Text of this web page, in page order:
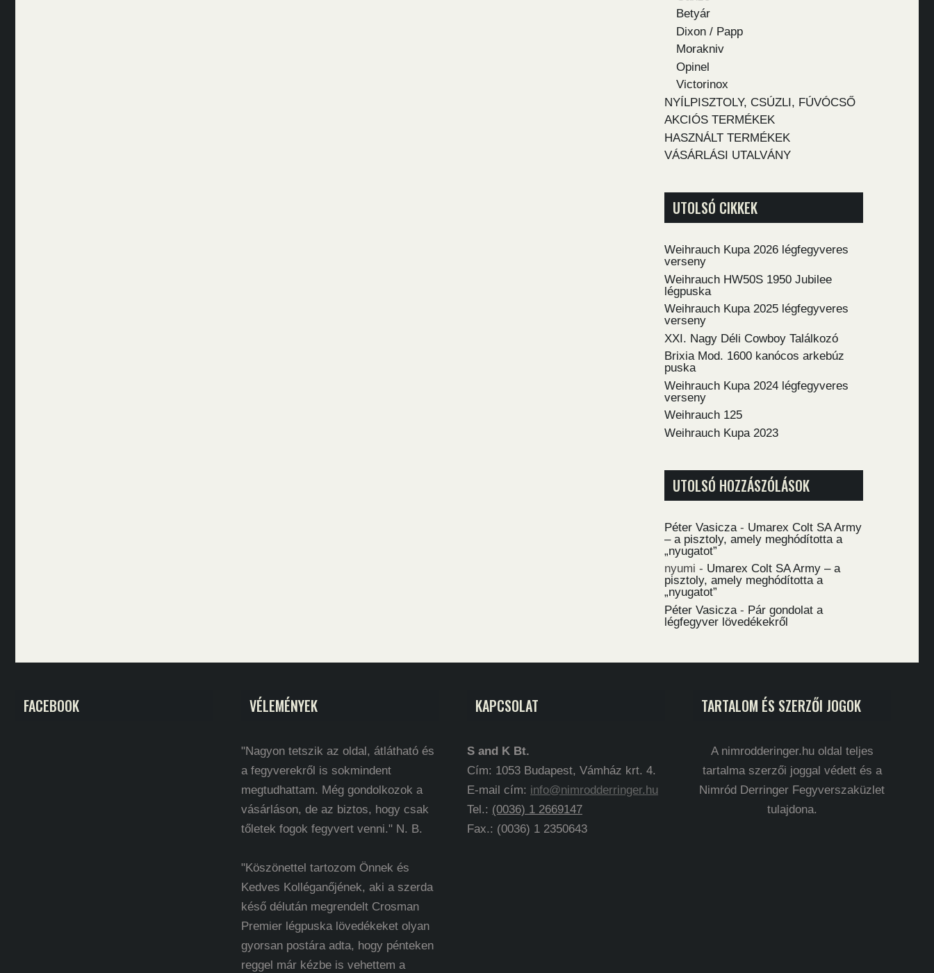
Betyár
Dixon / Papp
Morakniv
Opinel
Victorinox
NYÍLPISZTOLY, CSÚZLI, FÚVÓCSŐ
AKCIÓS TERMÉKEK
HASZNÁLT TERMÉKEK
VÁSÁRLÁSI UTALVÁNY
UTOLSÓ CIKKEK
Weihrauch Kupa 2026 légfegyveres
verseny
Weihrauch HW50S 1950 Jubilee
légpuska
Weihrauch Kupa 2025 légfegyveres
verseny
XXI. Nagy Déli Cowboy Találkozó
Brixia Mod. 1600 kanócos arkebúz
puska
Weihrauch Kupa 2024 légfegyveres
verseny
Weihrauch 125
Weihrauch Kupa 2023
UTOLSÓ HOZZÁSZÓLÁSOK
Péter Vasicza - Umarex Colt SA Army
– a pisztoly, amely meghódította a
„nyugatot”
nyumi - Umarex Colt SA Army – a
pisztoly, amely meghódította a
„nyugatot”
Péter Vasicza - Pár gondolat a
légfegyver lövedékekről
FACEBOOK VÉLEMÉNYEK
"Nagyon tetszik az oldal, átlátható és
a fegyverekről is sokmindent
megtudhattam. Még gondolkozok a
vásárláson, de az biztos, hogy csak
tőletek fogok fegyvert venni." N. B.
"Köszönettel tartozom Önnek és
Kedves Kolléganőjének, aki a szerda
késő délután megrendelt Crosman
Premier légpuska lövedékeket olyan
gyorsan postára adta, hogy pénteken
reggel már kézbe is vehettem a
KAPCSOLAT
S and K Bt.
Cím: 1053 Budapest, Vámház krt. 4.
E-mail cím: info@nimrodderringer.hu
Tel.: (0036) 1 2669147
Fax.: (0036) 1 2350643
TARTALOM ÉS SZERZŐI JOGOK
A nimrodderinger.hu oldal teljes
tartalma szerzői joggal védett és a
Nimród Derringer Fegyverszaküzlet
tulajdona.